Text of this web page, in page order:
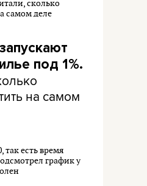
под 1%.
на самом